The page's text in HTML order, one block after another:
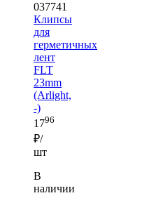
037741
Клипсы
для
герметичных
лент
FLT
23mm
(Arlight,
-)
1796
₽/
шт
В
наличии